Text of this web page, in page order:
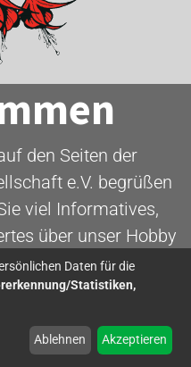
den Seiten der
e.V. begrüßen
viel Informatives,
über unser Hobby
Daten für die
Statistiken,
Ablehnen Akzeptieren